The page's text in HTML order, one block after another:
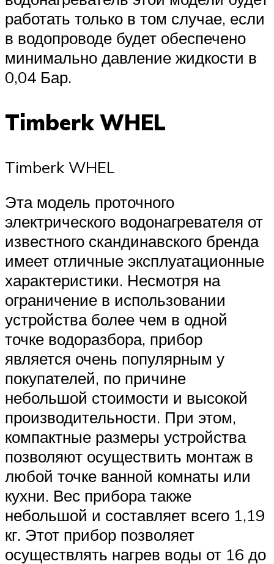
работать только в том случае, если
в водопроводе будет обеспечено
минимально давление жидкости в
0,04 Бар.
Timberk WHEL
Timberk WHEL
Эта модель проточного
электрического водонагревателя от
известного скандинавского бренда
имеет отличные эксплуатационные
характеристики. Несмотря на
ограничение в использовании
устройства более чем в одной
точке водоразбора, прибор
является очень популярным у
покупателей, по причине
небольшой стоимости и высокой
производительности. При этом,
компактные размеры устройства
позволяют осуществить монтаж в
любой точке ванной комнаты или
кухни. Вес прибора также
небольшой и составляет всего 1,19
кг. Этот прибор позволяет
осуществлять нагрев воды от 16 до